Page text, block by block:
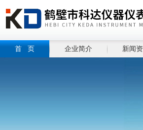
首 页 企业简介 新闻